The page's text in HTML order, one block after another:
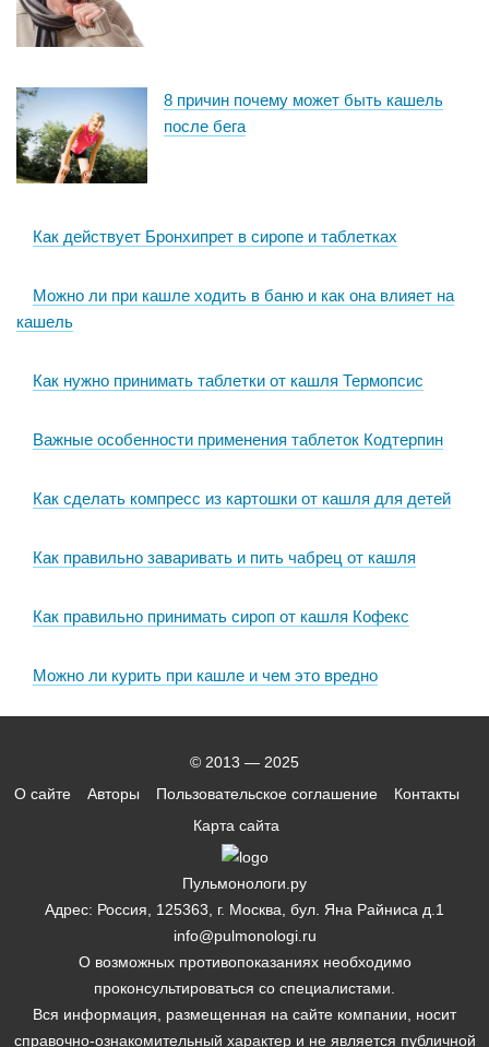
8 причин почему может быть кашель
после бега
Как действует Бронхипрет в сиропе и таблетках
Можно ли при кашле ходить в баню и как она влияет на
кашель
Как нужно принимать таблетки от кашля Термопсис
Важные особенности применения таблеток Кодтерпин
Как сделать компресс из картошки от кашля для детей
Как правильно заваривать и пить чабрец от кашля
Как правильно принимать сироп от кашля Кофекс
Можно ли курить при кашле и чем это вредно
© 2013 — 2025
О сайте
Авторы Пользовательское соглашение
Контакты
Карта сайта
Пульмонологи.ру
Адрес: Россия, 125363, г. Москва, бул. Яна Райниса д.1
info@pulmonologi.ru
О возможных противопоказаниях необходимо
проконсультироваться со специалистами.
Вся информация, размещенная на сайте компании, носит
справочно-ознакомительный характер и не является публичной